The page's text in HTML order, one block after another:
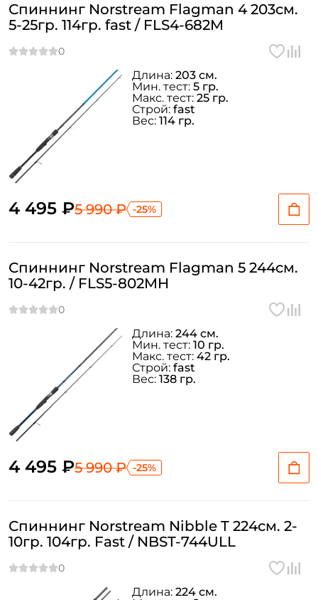
Спиннинг Norstream Flagman 4 203см.
5-25гр. 114гр. fast / FLS4-682M
4 495 ₽5 990 ₽ -25%
Длина: 203 см.
Мин. тест: 5 гр.
Макс. тест: 25 гр.
Строй: fast
Вес: 114 гр.
Спиннинг Norstream Flagman 5 244см.
10-42гр. / FLS5-802MH
4 495 ₽5 990 ₽ -25%
Длина: 244 см.
Мин. тест: 10 гр.
Макс. тест: 42 гр.
Строй: fast
Вес: 138 гр.
Спиннинг Norstream Nibble T 224см. 2-
10гр. 104гр. Fast / NBST-744ULL
Длина: 224 см.